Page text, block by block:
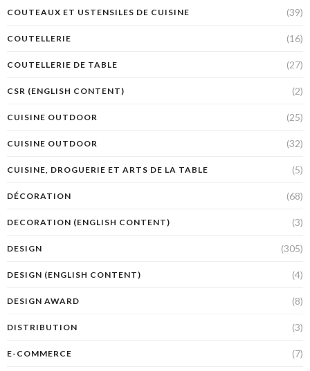
COUTEAUX ET USTENSILES DE CUISINE (39)
COUTELLERIE (16)
COUTELLERIE DE TABLE (27)
CSR (ENGLISH CONTENT) (2)
CUISINE OUTDOOR (25)
CUISINE OUTDOOR (32)
CUISINE, DROGUERIE ET ARTS DE LA TABLE (5)
DÉCORATION (68)
DECORATION (ENGLISH CONTENT) (3)
DESIGN (305)
DESIGN (ENGLISH CONTENT) (4)
DESIGN AWARD (8)
DISTRIBUTION (3)
E-COMMERCE (7)